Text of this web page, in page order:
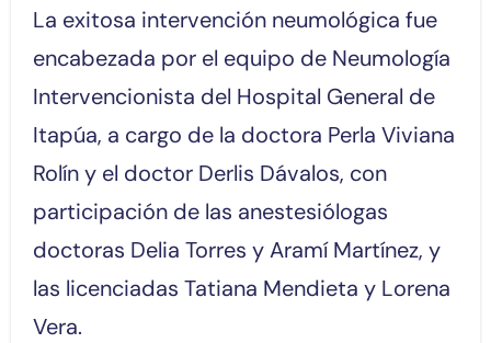
La exitosa intervención neumológica fue
encabezada por el equipo de Neumología
Intervencionista del Hospital General de
Itapúa, a cargo de la doctora Perla Viviana
Rolín y el doctor Derlis Dávalos, con
participación de las anestesiólogas
doctoras Delia Torres y Aramí Martínez, y
las licenciadas Tatiana Mendieta y Lorena
Vera.